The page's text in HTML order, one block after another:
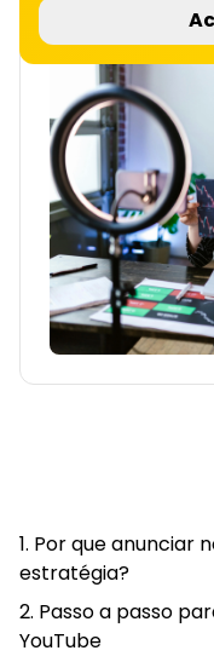
3 minutos
Por que anunciar
estratégia?
Passo a passo
YouTube